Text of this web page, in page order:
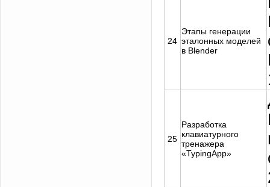
24
Этапы генерации
эталонных моделей
в Blender
25
Разработка
клавиатурного
тренажера
«TypingApp»